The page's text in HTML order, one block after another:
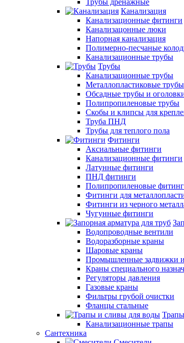
Трубы дренажные
Канализация
Канализационные фитинги
Канализацонные люки
Напорная канализация
Полимерно-песчаные
Канализационные трубы
Трубы
Канализационные трубы
Металлопластиковые трубы
Обсадные трубы и
Полипропиленовые трубы
Скобы и клипсы для
Труба ПНД
Трубы для теплого пола
Фитинги
Аксиальные фитинги
Канализационные фитинги
Латунные фитинги
ПНД фитинги
Полипропиленовые
Фитинги для
Фитинги из черного
Чугунные фитинги
Водопроводные вентили
Водоразборные краны
Шаровые краны
Промышленные задвижки
Краны специального
Регуляторы давления
Газовые краны
Фильтры грубой очистки
Фланцы стальные
Канализационные трапы
Сантехника